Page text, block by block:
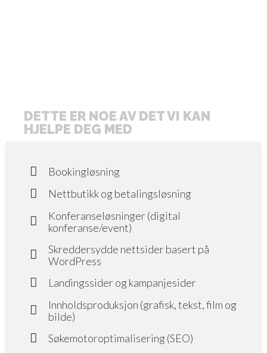
DETTE ER NOE AV DET VI KAN
HJELPE DEG MED
Bookingløsning
Nettbutikk og betalingsløsning
Konferanseløsninger (digital
konferanse/event)
Skreddersydde nettsider basert på
WordPress
Landingssider og kampanjesider
Innholdsproduksjon (grafisk, tekst, film og
bilde)
Søkemotoroptimalisering (SEO)